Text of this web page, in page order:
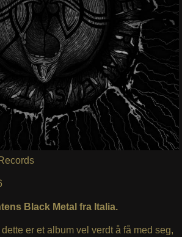
Black Metal fra Italia.
er et album vel verdt å få med seg,